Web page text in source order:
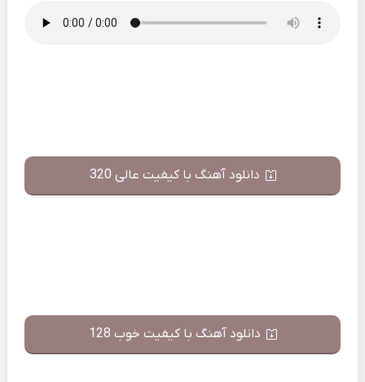
دانلود آهنگ با کیفیت عالی 320
دانلود آهنگ با کیفیت خوب 128